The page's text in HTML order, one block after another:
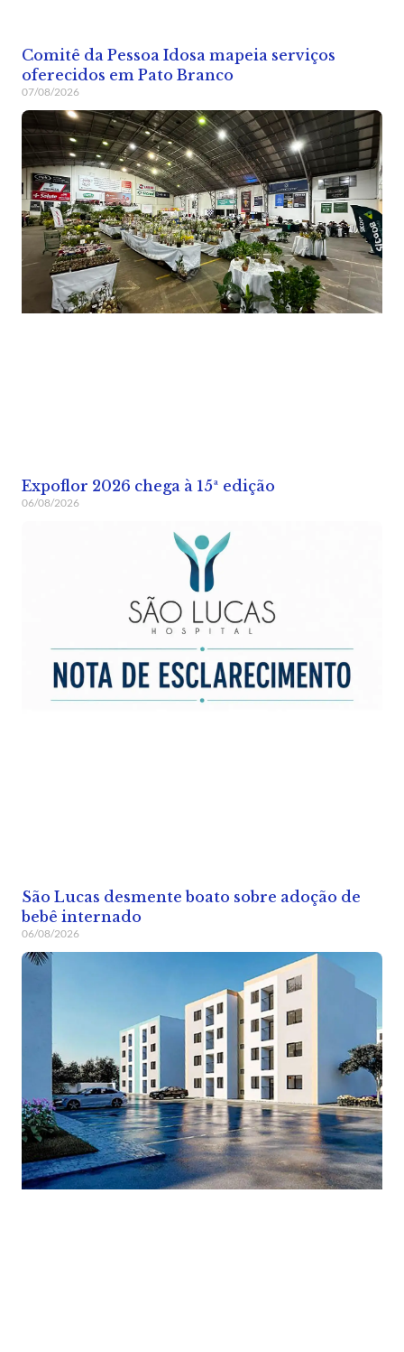
Comitê da Pessoa Idosa mapeia serviços
oferecidos em Pato Branco
07/08/2026
Expoflor 2026 chega à 15ª edição
06/08/2026
São Lucas desmente boato sobre adoção de
bebê internado
06/08/2026